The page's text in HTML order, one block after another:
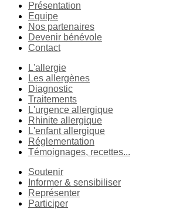
Présentation
Equipe
Nos partenaires
Devenir bénévole
Contact
L'allergie
Les allergènes
Diagnostic
Traitements
L'urgence allergique
Rhinite allergique
L'enfant allergique
Réglementation
Témoignages, recettes...
Soutenir
Informer & sensibiliser
Représenter
Participer